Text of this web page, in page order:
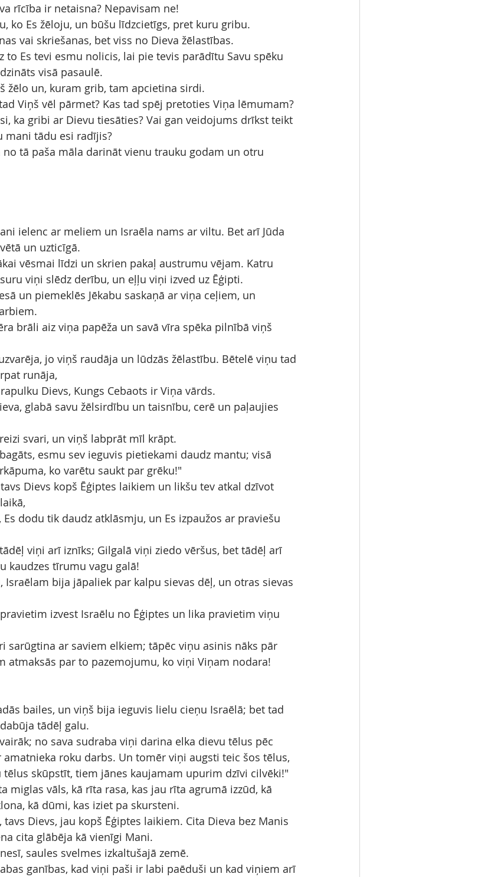
rīcība ir netaisna? Nepavisam ne!
ko Es žēloju, un būšu līdzcietīgs, pret kuru gribu.
vai skriešanas, bet viss no Dieva žēlastības.
to Es tevi esmu nolicis, lai pie tevis parādītu Savu spēku
visā pasaulē.
žēlo un, kuram grib, tam apcietina sirdi.
Viņš vēl pārmet? Kas tad spēj pretoties Viņa lēmumam?
ka gribi ar Dievu tiesāties? Vai gan veidojums drīkst teikt
mani tādu esi radījis?
no tā paša māla darināt vienu trauku godam un otru
ielenc ar meliem un Israēla nams ar viltu. Bet arī Jūda
un uzticīgā.
vēsmai līdzi un skrien pakaļ austrumu vējam. Katru
viņi slēdz derību, un eļļu viņi izved uz Ēģipti.
un piemeklēs Jēkabu saskaņā ar viņa ceļiem, un
brāli aiz viņa papēža un savā vīra spēka pilnībā viņš
jo viņš raudāja un lūdzās žēlastību. Bētelē viņu tad
runāja,
Dievs, Kungs Cebaots ir Viņa vārds.
glabā savu žēlsirdību un taisnību, cerē un paļaujies
svari, un viņš labprāt mīl krāpt.
esmu sev ieguvis pietiekami daudz mantu; visā
ko varētu saukt par grēku!"
tavs Dievs kopš Ēģiptes laikiem un likšu tev atkal dzīvot
dodu tik daudz atklāsmju, un Es izpaužos ar praviešu
viņi arī iznīks; Gilgalā viņi ziedo vēršus, bet tādēļ arī
kaudzes tīrumu vagu galā!
Israēlam bija jāpaliek par kalpu sievas dēļ, un otras sievas
izvest Israēlu no Ēģiptes un lika pravietim viņu
sarūgtina ar saviem elkiem; tāpēc viņu asinis nāks pār
atmaksās par to pazemojumu, ko viņi Viņam nodara!
bailes, un viņš bija ieguvis lielu cieņu Israēlā; bet tad
tādēļ galu.
no sava sudraba viņi darina elka dievu tēlus pēc
roku darbs. Un tomēr viņi augsti teic šos tēlus,
tēlus skūpstīt, tiem jānes kaujamam upurim dzīvi cilvēki!"
miglas vāls, kā rīta rasa, kas jau rīta agrumā izzūd, kā
kā dūmi, kas iziet pa skursteni.
Dievs, jau kopš Ēģiptes laikiem. Cita Dieva bez Manis
cita glābēja kā vienīgi Mani.
saules svelmes izkaltušajā zemē.
ganības, kad viņi paši ir labi paēduši un kad viņiem arī